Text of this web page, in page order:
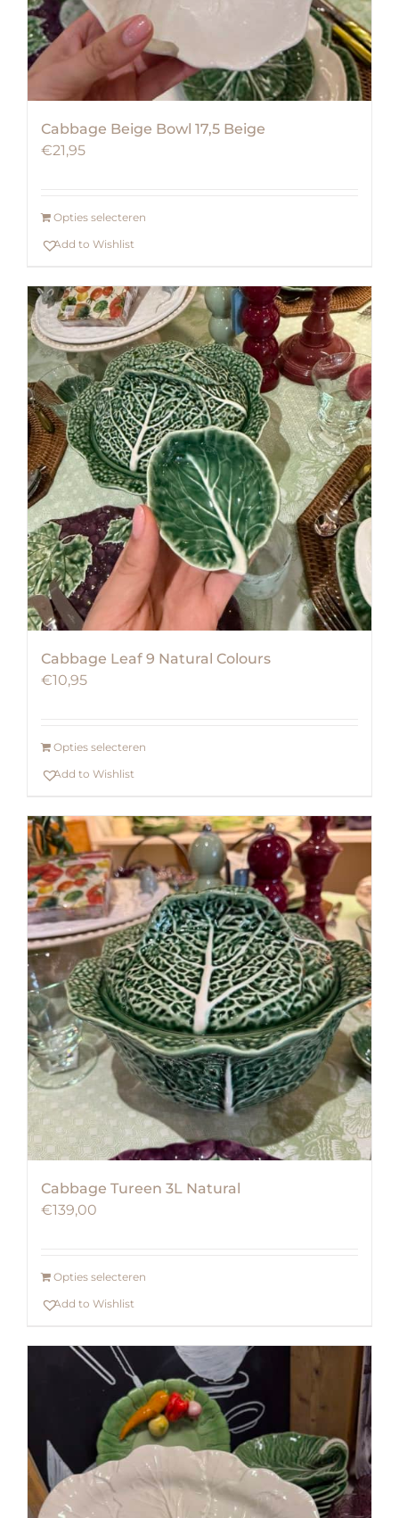
Cabbage Beige Bowl 17,5 Beige
€21,95
Opties selecteren
Add to Wishlist
Cabbage Leaf 9 Natural Colours
€10,95
Opties selecteren
Add to Wishlist
Cabbage Tureen 3L Natural
€139,00
Opties selecteren
Add to Wishlist